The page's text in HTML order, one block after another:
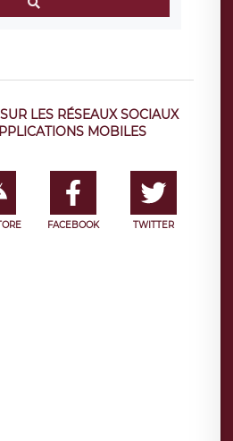
LES RÉSEAUX SOCIAUX
MOBILES
FACEBOOK TWITTER